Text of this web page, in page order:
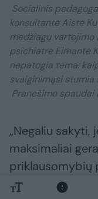
Socialinis
konsultantė Aistė
medžiagų vartojimo
psichiatrė Eimantė
nepatogia tema:
svaiginimąsi stumia
Pranešimo spaudai
„Negaliu sakyti,
maksimaliai
priklausomybių
pastangos